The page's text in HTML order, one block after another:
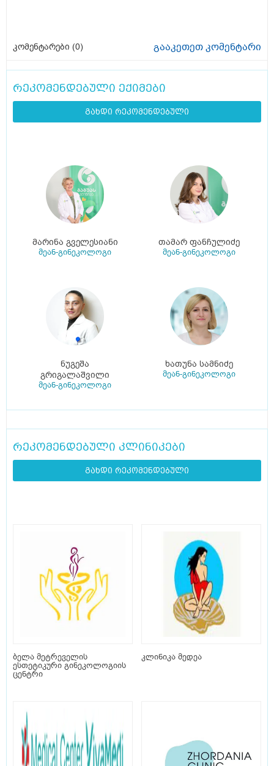
კომენტარები (0) გააკეთეთ კომენტარი
რეკომენდებული ექიმები
გახდი რეკომენდებული
მარინა გველესიანი
მეან-გინეკოლოგი
თამარ ფანჩულიძე
მეან-გინეკოლოგი
ნუგეშა
გრიგალაშვილი
მეან-გინეკოლოგი
ხათუნა სამნიძე
მეან-გინეკოლოგი
რეკომენდებული კლინიკები
გახდი რეკომენდებული
ბელა მეტრეველის
ესთეტიკური გინეკოლოგიის
ცენტრი
კლინიკა მედეა